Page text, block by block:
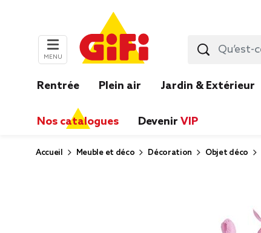
MENU
Rentrée Plein air Jardin & Extérieur
Nos catalogues Devenir VIP
Accueil Meuble et déco Décoration Objet déco